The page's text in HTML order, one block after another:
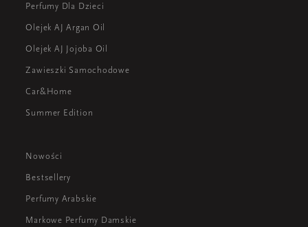
Perfumy Dla Dzieci
Olejek AJ Argan Oil
Olejek AJ Jojoba Oil
Zawieszki Samochodowe
Car&Home
Summer Edition
Nowości
Bestsellery
Perfumy Arabskie
Markowe Perfumy Damskie